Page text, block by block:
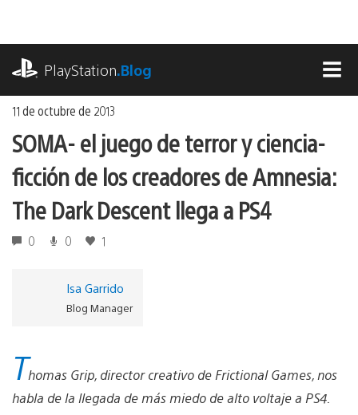
contenido
PlayStation.Blog
11 de octubre de 2013
SOMA- el juego de terror y ciencia-
ficción de los creadores de Amnesia:
The Dark Descent llega a PS4
0 0 1
Isa Garrido
Blog Manager
Thomas Grip, director creativo de Frictional Games, nos
habla de la llegada de más miedo de alto voltaje a PS4.